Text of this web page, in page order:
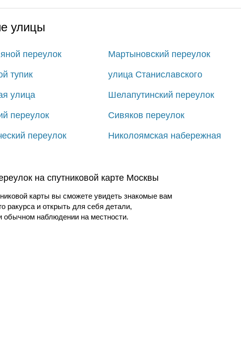
улицы
переулок Мартыновский переулок
тупик улица Станиславского
улица Шелапутинский переулок
переулок Сивяков переулок
переулок Николоямская набережная
на спутниковой карте Москвы
карты вы сможете увидеть знакомые вам
ракурса и открыть для себя детали,
обычном наблюдении на местности.